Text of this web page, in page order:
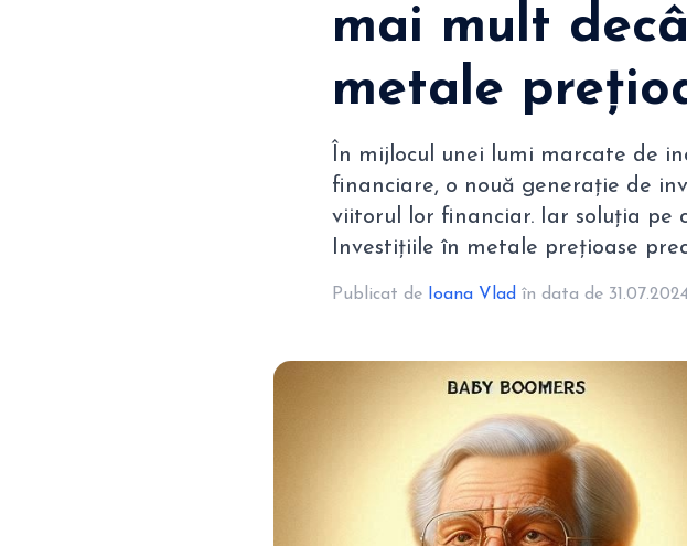
mai mult
metale
În mijlocul unei lumi marcate de
financiare, o nouă generație de
viitorul lor financiar. Iar soluția pe
Investițiile în metale prețioase
Publicat de Ioana Vlad în data de